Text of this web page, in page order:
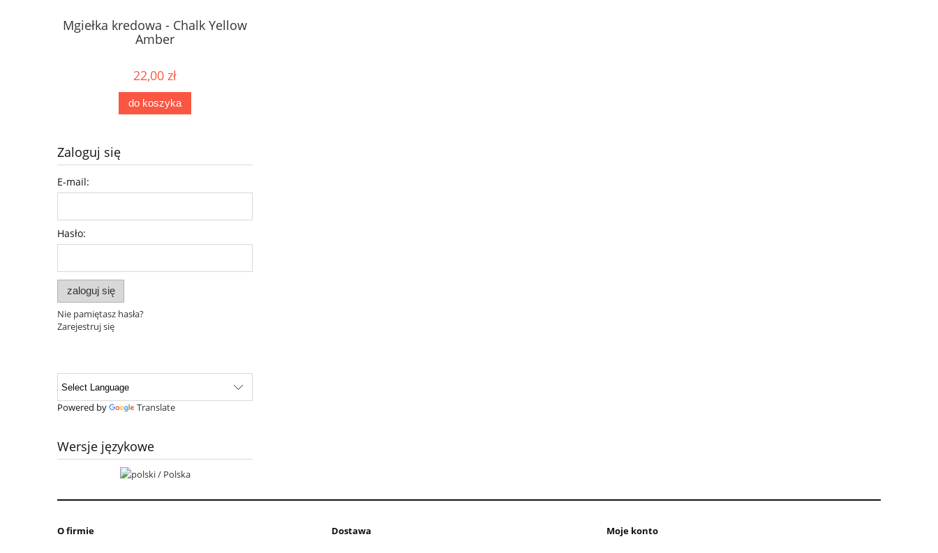
Mgiełka kredowa - Chalk Yellow
Amber
22,00 zł
do koszyka
Zaloguj się
E-mail:
Hasło:
zaloguj się
Nie pamiętasz hasła?
Zarejestruj się
Powered by Translate
Wersje językowe
O firmie Dostawa Moje konto